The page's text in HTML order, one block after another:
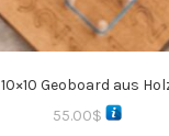
10×10 Geoboard aus
55.00$